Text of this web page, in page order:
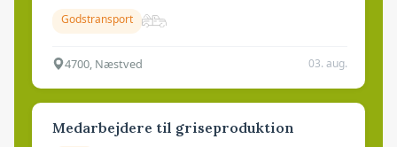
Godstransport
4700, Næstved 03. aug.
Medarbejdere til griseproduktion